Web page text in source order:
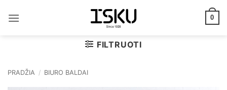
0
FILTRUOTI
PRADŽIA / BIURO BALDAI